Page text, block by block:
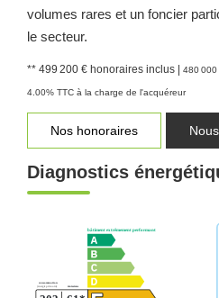
volumes rares et un foncier
le secteur.
** 499 200 € honoraires inclus | 480 000
4.00% TTC à la charge de l'acquéreur
Nos honoraires
Diagnostics